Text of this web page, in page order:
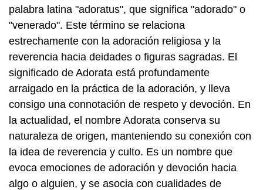
palabra latina "adoratus", que significa "adorado" o
"venerado". Este término se relaciona
estrechamente con la adoración religiosa y la
reverencia hacia deidades o figuras sagradas. El
significado de Adorata está profundamente
arraigado en la práctica de la adoración, y lleva
consigo una connotación de respeto y devoción. En
la actualidad, el nombre Adorata conserva su
naturaleza de origen, manteniendo su conexión con
la idea de reverencia y culto. Es un nombre que
evoca emociones de adoración y devoción hacia
algo o alguien, y se asocia con cualidades de